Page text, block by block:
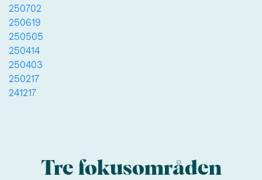
250702
250619
250505
250414
250403
250217
241217
Tre fokusområden